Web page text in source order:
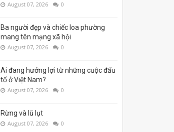
August 07, 2026 0
Ba người đẹp và chiếc loa phường
mang tên mạng xã hội
August 07, 2026 0
Ai đang hưởng lợi từ những cuộc đấu
tố ở Việt Nam?
August 07, 2026 0
Rừng và lũ lụt
August 07, 2026 0